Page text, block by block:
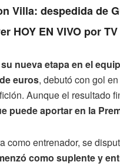
Villa: despedida de
HOY EN VIVO por
nueva etapa en el
euros, debutó con gol
Aunque el resultado
puede aportar en la
como entrenador, se
como suplente y